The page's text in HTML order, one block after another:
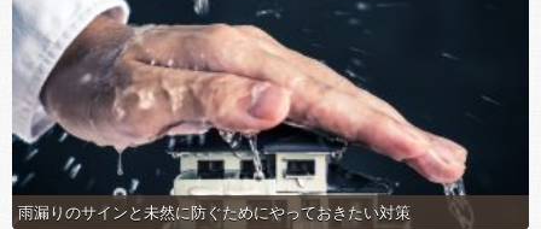
雨漏りのサインと未然に防ぐためにやっておきたい対策